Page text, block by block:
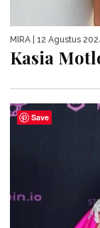
MIRA | 12 Agustus
Kasia
Save